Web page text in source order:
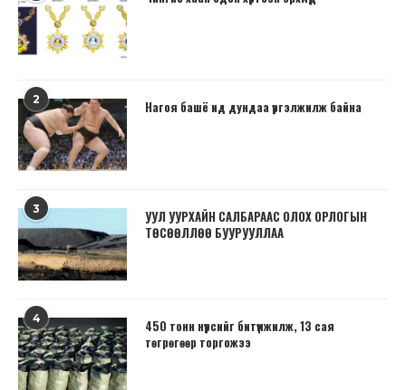
2 Нагоя башё ид дундаа үргэлжилж байна
3
УУЛ УУРХАЙН САЛБАРААС ОЛОХ ОРЛОГЫН
ТӨСӨӨЛЛӨӨ БУУРУУЛЛАА
4
450 тонн нүүрсийг битүүмжилж, 13 сая
төгрөгөөр торгожээ